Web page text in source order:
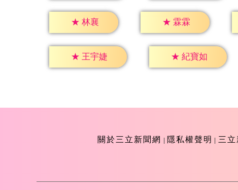
★ 林襄 ★ 霖霖
★ 王宇婕 ★ 紀寶如
關於三立新聞網 隱私權聲明 三立